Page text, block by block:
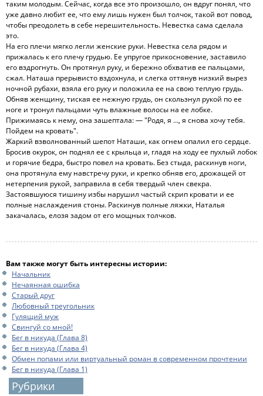
таким молодым. Сейчас, когда все это произошло, он вдруг понял, что
уже давно любит ее, что ему лишь нужен был толчок, такой вот повод,
чтобы преодолеть в себе нерешительность. Невестка сама сделала
это.
На его плечи мягко легли женские руки. Невестка села рядом и
прижалась к его плечу грудью. Ее упругое прикосновение, заставило
его вздрогнуть. Он протянул руку, и бережно обхватив ее пальцами,
сжал. Наташа прерывисто вздохнула, и слегка оттянув низкий вырез
ночной рубахи, взяла его руку и положила ее на свою теплую грудь.
Обняв женщину, тиская ее нежную грудь, он скользнул рукой по ее
ноге и тронул пальцами чуть влажные волосы на ее лобке.
Прижимаясь к нему, она зашептала: — "Родя, я …, я снова хочу тебя.
Пойдем на кровать".
Жаркий взволнованный шепот Наташи, как огнем опалил его сердце.
Бросив окурок, он поднял ее с крыльца и, гладя на ходу ее пухлый лобок
и горячие бедра, быстро повел на кровать. Без стыда, раскинув ноги,
она протянула ему навстречу руки, и крепко обняв его, дрожащей от
нетерпения рукой, заправила в себя твердый член свекра.
Застоявшуюся тишину избы нарушил частый скрип кровати и ее
полные наслаждения стоны. Раскинув полные ляжки, Наталья
закачалась, елозя задом от его мощных толчков.
Вам также могут быть интересны истории:
Начальник
Нечаянная ошибка
Старый друг
Любовный треугольник
Гулящий муж
Свингуй со мной!
Бег в никуда (Глава 8)
Бег в никуда (Глава 4)
Обмен попами или виртуальный роман в современном прочтении
Бег в никуда (Глава 1)
Рубрики